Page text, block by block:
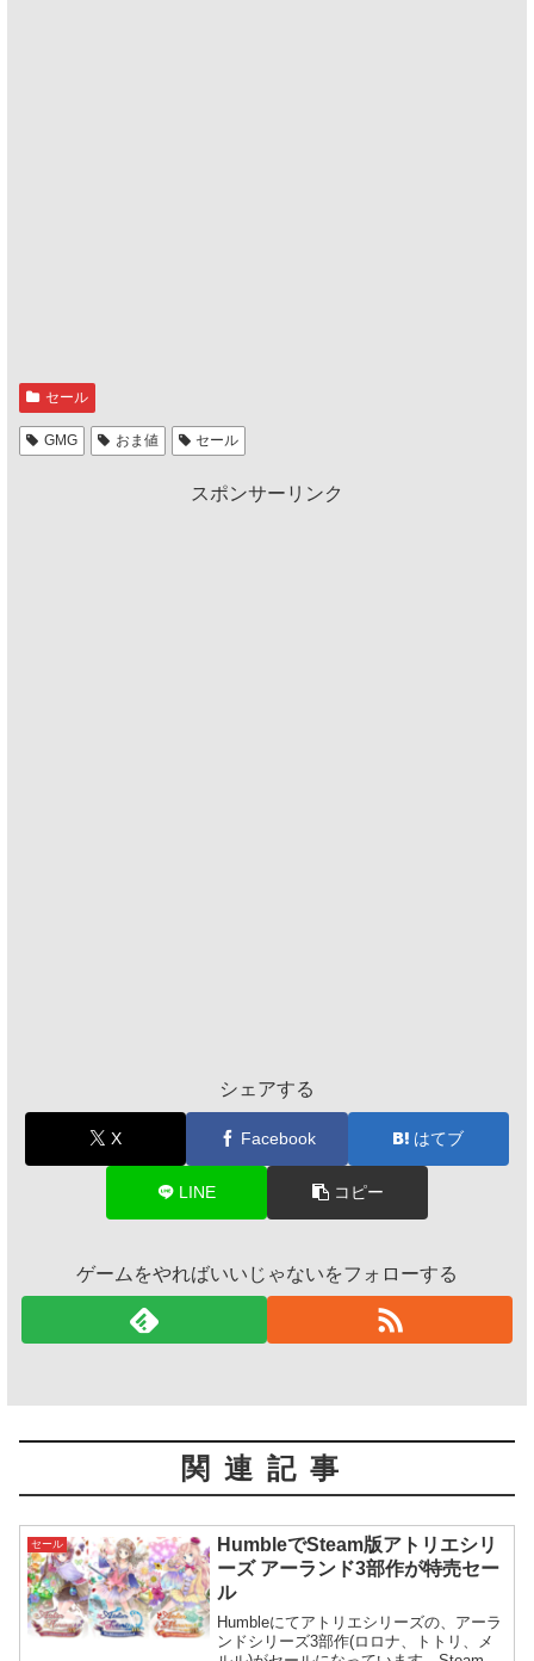
セール
GMG おま値 セール
スポンサーリンク
シェアする
X Facebook はてブ
LINE コピー
ゲームをやればいいじゃないをフォローする
関連記事
セール
HumbleでSteam版アトリエシリ
ーズ アーランド3部作が特売セー
ル
Humbleにてアトリエシリーズの、アーラ
ンドシリーズ3部作(ロロナ、トトリ、メ